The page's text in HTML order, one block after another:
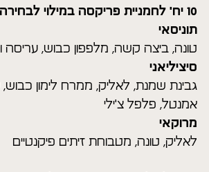
10 יח' לחמניית פריקסה ב
מילוי
תוניסאי
טונה, ביצה קשה, מלפפון כבוש, עריסה
סיציליאני
גבינת שמנת, לאליק, ממרח לימון כבוש,
אמנטל, פלפל צ'ילי
מרוקאי
לאליק, טונה, מטבוחת זיתים פיקנטיים